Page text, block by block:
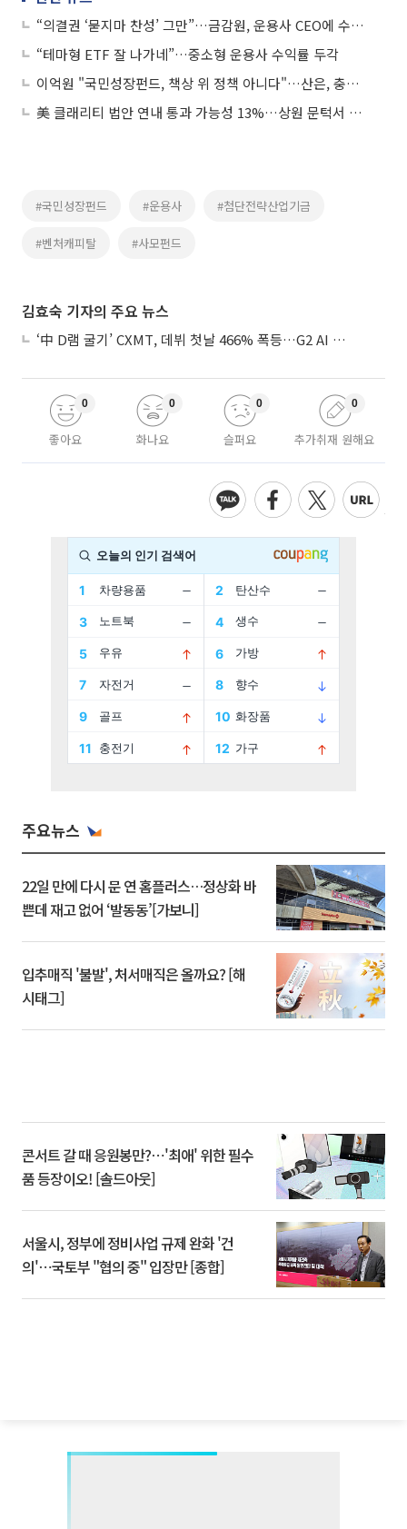
“의결권 ‘묻지마 찬성’ 그만”…금감원, 운용사 CEO에 수탁자책임 압박
“테마형 ETF 잘 나가네”…중소형 운용사 수익률 두각
이억원 "국민성장펀드, 책상 위 정책 아니다"…산은, 충청권 창업 거점 조성
美 클래리티 법안 연내 통과 가능성 13%…상원 문턱서 제동
#국민성장펀드 #운용사 #첨단전략산업기금
#벤처캐피탈 #사모펀드
김효숙 기자의 주요 뉴스
‘中 D램 굴기’ CXMT, 데뷔 첫날 466% 폭등…G2 AI 패권 ‘쩐의 전쟁’
좋아요
0
화나요
0
슬퍼요
0
추가취재 원해요
0
주요뉴스
22일 만에 다시 문 연 홈플러스…정상화 바
쁜데 재고 없어 ‘발동동’[가보니]
입추매직 '불발', 처서매직은 올까요? [해
시태그]
콘서트 갈 때 응원봉만?⋯'최애' 위한 필수
품 등장이오! [솔드아웃]
서울시, 정부에 정비사업 규제 완화 '건
의'⋯국토부 "협의 중" 입장만 [종합]